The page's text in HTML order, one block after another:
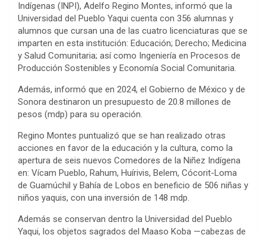
Indígenas (INPI), Adelfo Regino Montes, informó que la
Universidad del Pueblo Yaqui cuenta con 356 alumnas y
alumnos que cursan una de las cuatro licenciaturas que se
imparten en esta institución: Educación; Derecho; Medicina
y Salud Comunitaria; así como Ingeniería en Procesos de
Producción Sostenibles y Economía Social Comunitaria.
Además, informó que en 2024, el Gobierno de México y de
Sonora destinaron un presupuesto de 20.8 millones de
pesos (mdp) para su operación.
Regino Montes puntualizó que se han realizado otras
acciones en favor de la educación y la cultura, como la
apertura de seis nuevos Comedores de la Niñez Indígena
en: Vícam Pueblo, Rahum, Huírivis, Belem, Cócorit-Loma
de Guamúchil y Bahía de Lobos en beneficio de 506 niñas y
niños yaquis, con una inversión de 148 mdp.
Además se conservan dentro la Universidad del Pueblo
Yaqui, los objetos sagrados del Maaso Koba —cabezas de